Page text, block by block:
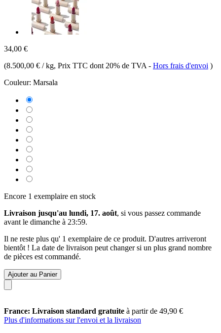
34,00 €
(8.500,00 € / kg, Prix TTC dont 20% de TVA - Hors frais d'envoi )
Couleur: Marsala
Encore 1 exemplaire en stock
Livraison jusqu'au lundi, 17. août, si vous passez commande
avant le dimanche à 23:59.
Il ne reste plus qu' 1 exemplaire de ce produit. D'autres arriveront
bientôt ! La date de livraison peut changer si un plus grand nombre
de pièces est commandé.
Ajouter au Panier
France: Livraison standard gratuite à partir de 49,90 €
Plus d'informations sur l'envoi et la livraison